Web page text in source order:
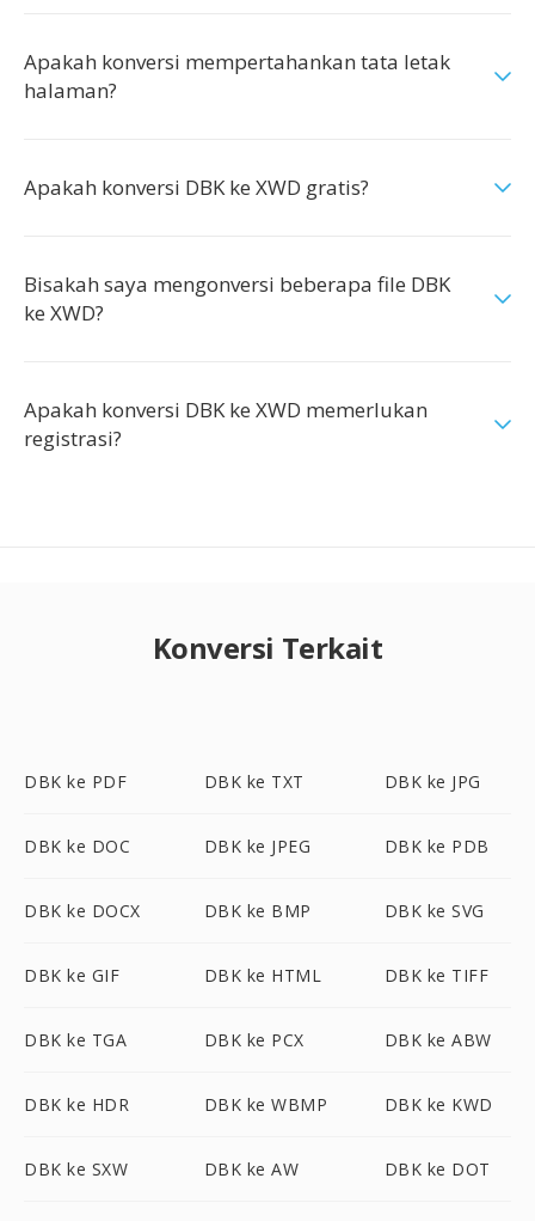
Apakah konversi mempertahankan tata letak
halaman?
Apakah konversi DBK ke XWD gratis?
Bisakah saya mengonversi beberapa file DBK
ke XWD?
Apakah konversi DBK ke XWD memerlukan
registrasi?
Konversi Terkait
DBK ke PDF DBK ke TXT DBK ke JPG
DBK ke DOC DBK ke JPEG DBK ke PDB
DBK ke DOCX DBK ke BMP DBK ke SVG
DBK ke GIF DBK ke HTML DBK ke TIFF
DBK ke TGA DBK ke PCX DBK ke ABW
DBK ke HDR DBK ke WBMP DBK ke KWD
DBK ke SXW DBK ke AW DBK ke DOT